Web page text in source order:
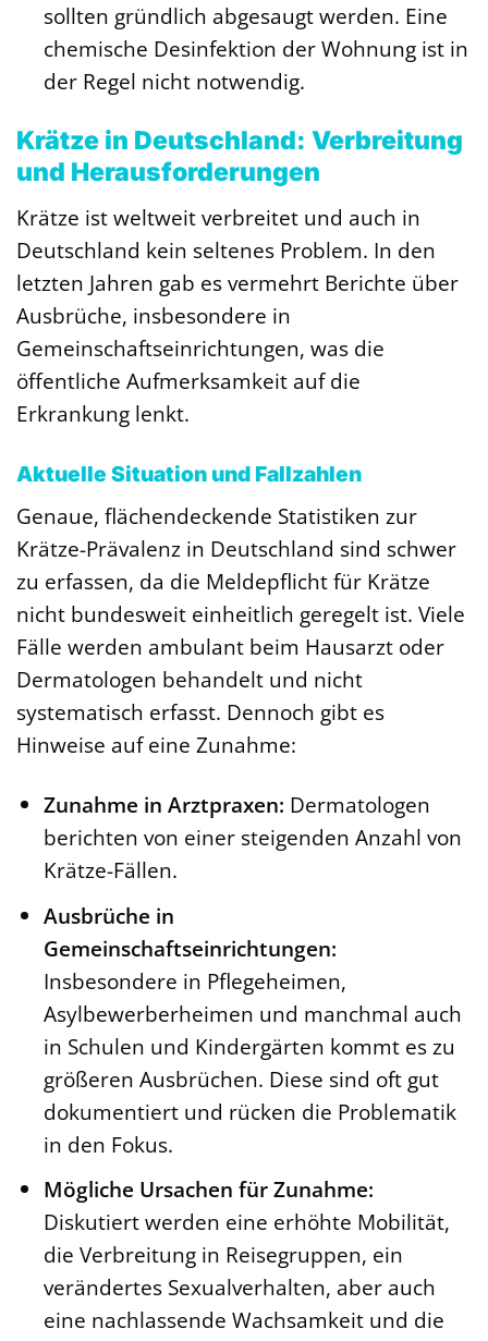
sollten gründlich abgesaugt werden. Eine
chemische Desinfektion der Wohnung ist in
der Regel nicht notwendig.
Krätze in Deutschland: Verbreitung
und Herausforderungen
Krätze ist weltweit verbreitet und auch in
Deutschland kein seltenes Problem. In den
letzten Jahren gab es vermehrt Berichte über
Ausbrüche, insbesondere in
Gemeinschaftseinrichtungen, was die
öffentliche Aufmerksamkeit auf die
Erkrankung lenkt.
Aktuelle Situation und Fallzahlen
Genaue, flächendeckende Statistiken zur
Krätze-Prävalenz in Deutschland sind schwer
zu erfassen, da die Meldepflicht für Krätze
nicht bundesweit einheitlich geregelt ist. Viele
Fälle werden ambulant beim Hausarzt oder
Dermatologen behandelt und nicht
systematisch erfasst. Dennoch gibt es
Hinweise auf eine Zunahme:
Zunahme in Arztpraxen: Dermatologen
berichten von einer steigenden Anzahl von
Krätze-Fällen.
Ausbrüche in
Gemeinschaftseinrichtungen:
Insbesondere in Pflegeheimen,
Asylbewerberheimen und manchmal auch
in Schulen und Kindergärten kommt es zu
größeren Ausbrüchen. Diese sind oft gut
dokumentiert und rücken die Problematik
in den Fokus.
Mögliche Ursachen für Zunahme:
Diskutiert werden eine erhöhte Mobilität,
die Verbreitung in Reisegruppen, ein
verändertes Sexualverhalten, aber auch
eine nachlassende Wachsamkeit und die